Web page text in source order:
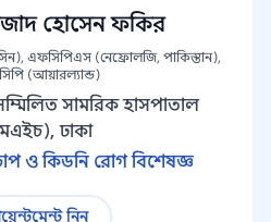
হোসেন ফকির
এফসিপিএস (নেফ্রোলজি, পাকিস্তান),
(আয়ারল্যান্ড)
সামরিক হাসপাতাল
ঢাকা
ও কিডনি রোগ বিশেষজ্ঞ
নিন